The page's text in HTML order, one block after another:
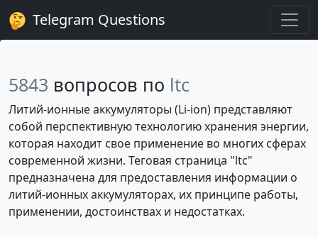
Telegram Questions
5843 вопросов по ltc
Литий-ионные аккумуляторы (Li-ion) представляют
собой перспективную технологию хранения энергии,
которая находит свое применение во многих сферах
современной жизни. Теговая страница "ltc"
предназначена для предоставления информации о
литий-ионных аккумуляторах, их принципе работы,
применении, достоинствах и недостатках.